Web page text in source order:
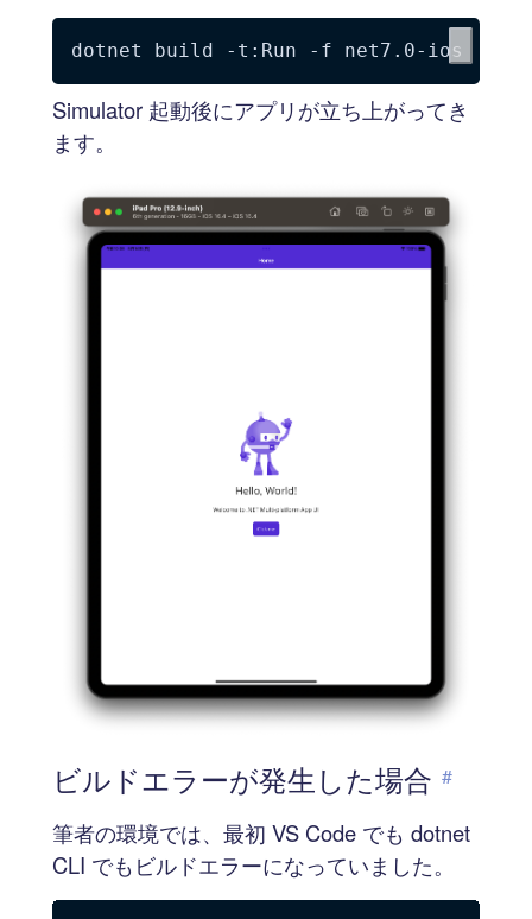
dotnet build -t:Run -f
Simulator 起動後にアプリが立ち上がってき
ます。
ビルドエラーが発生した場合 #
筆者の環境では、最初 VS Code でも dotnet
CLI でもビルドエラーになっていました。